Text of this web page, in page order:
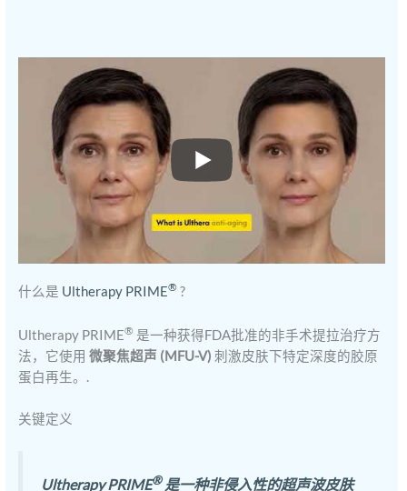
什么是 Ultherapy PRIME® ?
Ultherapy PRIME® 是一种获得FDA批准的非手术提拉治疗方
法，它使用微聚焦超声 (MFU-V) 刺激皮肤下特定深度的胶原
蛋白再生。.
关键定义
Ultherapy PRIME®是一种非侵入性的超声波皮肤